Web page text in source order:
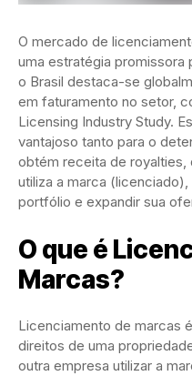
O mercado de
uma estratégia promissora
o Brasil destaca-se
em faturamento no setor,
Licensing Industry Study.
vantajoso tanto para o
obtém receita de royalties,
utiliza a marca
portfólio e expandir sua
O que é
Marcas?
Licenciamento de marcas
direitos de uma
outra empresa utilizar a